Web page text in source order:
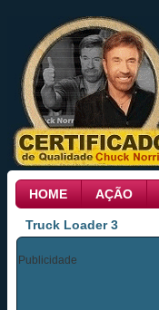
HOME AÇÃO
Truck Loader 3
Publicidade